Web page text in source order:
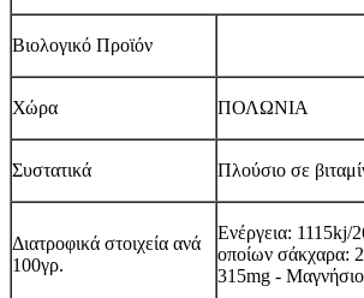
Βιολογικό Προϊόν
Χώρα ΠΟΛΩΝΙΑ
Συστατικά Πλούσιο σε
Διατροφικά στοιχεία ανά
100γρ.
Ενέργεια: 1115kj/
οποίων σάκχαρα:
315mg -